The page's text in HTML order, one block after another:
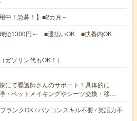
中！急募！】■2カ月～
給1300円～ ■週払いOK ■扶養内OK
ガソリン代もOK！）
にて看護師さんのサポート！具体的に
・ベットメイキングやシーツ交換・移…
ランクOK / パソコンスキル不要 / 英語力不